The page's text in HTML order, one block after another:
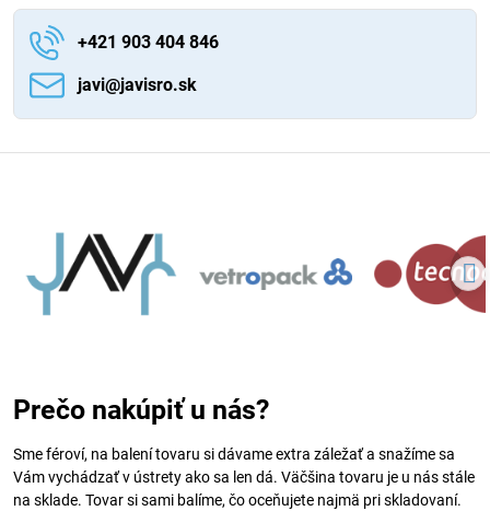
+421 903 404 846
javi​@javisro​.sk
Prečo nakúpiť u nás?
Sme féroví, na balení tovaru si dávame extra záležať a snažíme sa
Vám vychádzať v ústrety ako sa len dá. Väčšina tovaru je u nás stále
na sklade. Tovar si sami balíme, čo oceňujete najmä pri skladovaní.